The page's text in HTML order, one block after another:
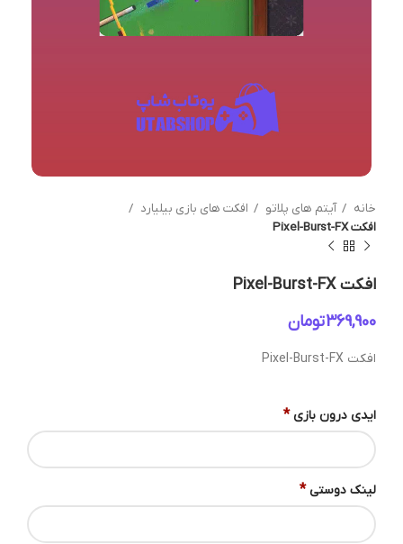
خانه آیتم های پلاتو
افکت های بازی بیلیارد
افکت Pixel-Burst-FX
افکت Pixel-Burst-FX
تومان
افکت Pixel-Burst-FX
ایدی درون بازی *
لینک دوستی *